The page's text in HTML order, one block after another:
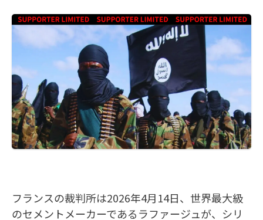
フランスの裁判所は2026年4月14日、世界最大級
のセメントメーカーであるラファージュが、シリ